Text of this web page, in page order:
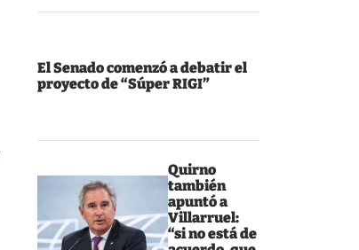
El Senado comenzó a debatir el
proyecto de “Súper RIGI”
Quirno
también
apuntó a
Villarruel:
“si no está de